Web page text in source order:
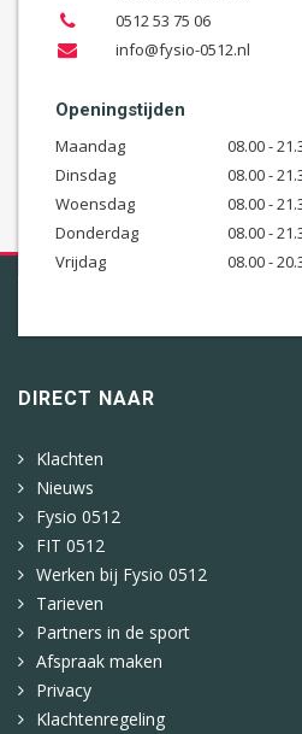
0512 53 75 06
info@fysio-0512.nl
Openingstijden
Maandag
08.00 -
Dinsdag
08.00 -
Woensdag
08.00 -
Donderdag
08.00 -
Vrijdag
08.00 -
DIRECT NAAR
Klachten
Nieuws
Fysio 0512
FIT 0512
Werken bij Fysio 0512
Tarieven
Partners in de sport
Afspraak maken
Privacy
Klachtenregeling